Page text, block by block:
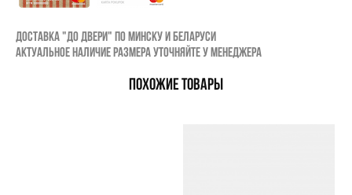
Доставка "до двери" по Минску и Беларуси
Актуальное наличие размера уточняйте у менеджера
ПОХОЖИЕ ТОВАРЫ